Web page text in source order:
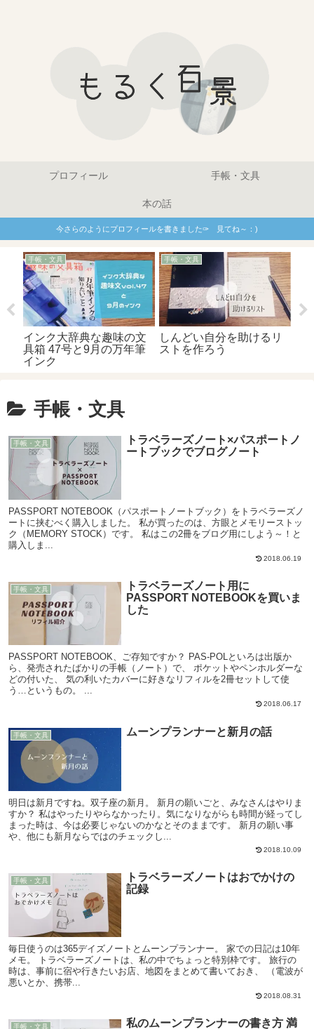
プロフィール 手帳・文具
本の話
今さらのようにプロフィールを書きました✑ 見てね～：)
手帳・文具
インク大辞典な趣味の文
具箱 47号と9月の万年筆
インク
手帳・文具
しんどい自分を助けるリ
ストを作ろう
手帳・文具
手帳・文具
トラベラーズノート×パスポートノ
ートブックでブログノート
PASSPORT NOTEBOOK（パスポートノートブック）をトラベラーズノ
ートに挟むべく購入しました。 私が買ったのは、方眼とメモリーストッ
ク（MEMORY STOCK）です。 私はこの2冊をブログ用にしよう～！と
購入しま...
2018.06.19
手帳・文具
トラベラーズノート用に
PASSPORT NOTEBOOKを買いま
した
PASSPORT NOTEBOOK、ご存知ですか？ PAS-POLといろは出版か
ら、発売されたばかりの手帳（ノート）で、 ポケットやペンホルダーな
どの付いた、 気の利いたカバーに好きなリフィルを2冊セットして使
う…というもの。 ...
2018.06.17
手帳・文具 ムーンプランナーと新月の話
明日は新月ですね。双子座の新月。 新月の願いごと、みなさんはやりま
すか？ 私はやったりやらなかったり。気になりながらも時間が経ってし
まった時は、今は必要じゃないのかなとそのままです。 新月の願い事
や、他にも新月ならではのチェックし...
2018.10.09
手帳・文具
トラベラーズノートはおでかけの
記録
毎日使うのは365デイズノートとムーンプランナー。 家での日記は10年
メモ。 トラベラーズノートは、私の中でちょっと特別枠です。 旅行の
時は、事前に宿や行きたいお店、地図をまとめて書いておき、 （電波が
悪いとか、携帯...
2018.08.31
手帳・文具
私のムーンプランナーの書き方 満